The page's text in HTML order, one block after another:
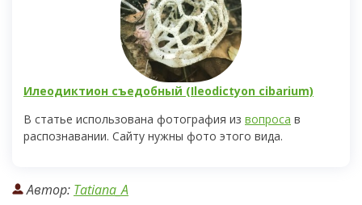
Илеодиктион съедобный (Ileodictyon cibarium)
В статье использована фотография из вопроса в
распознавании. Сайту нужны фото этого вида.
Автор: Tatiana_A